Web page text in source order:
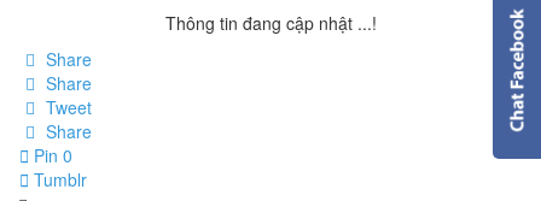
Thông tin đang cập nhật ...!
Share
Share
Tweet
Share
Pin 0
Tumblr